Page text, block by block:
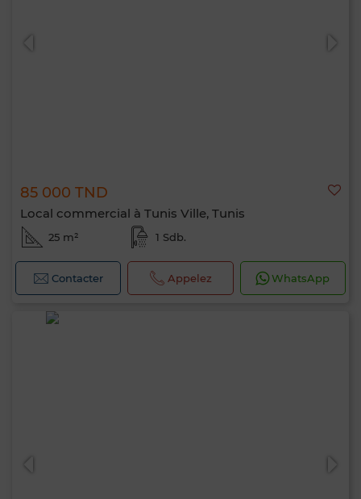
85 000 TND
Local commercial à Tunis Ville, Tunis
25 m² 1 Sdb.
Contacter Appelez WhatsApp